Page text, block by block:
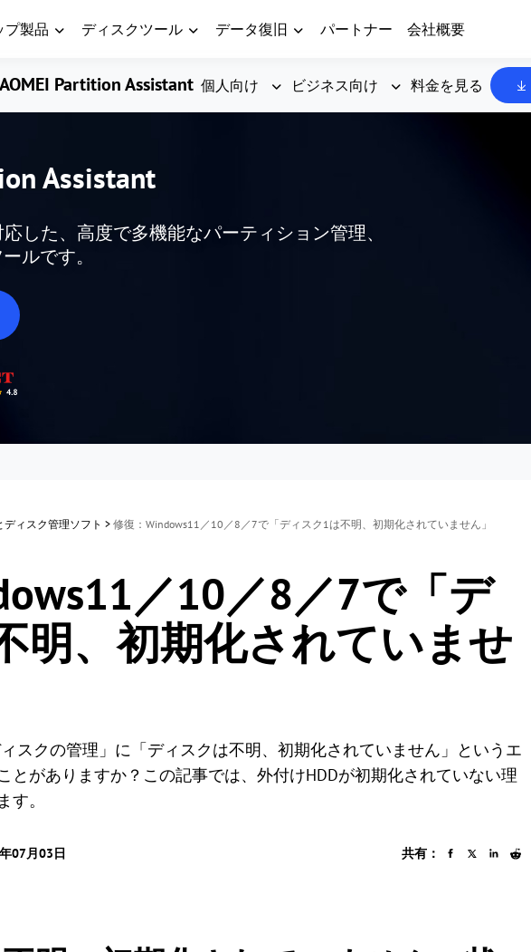
プ製品 ディスクツール データ復旧 パートナー 会社概要
AOMEI Partition Assistant 個人向け ビジネス向け 料金を見る
Assistant
した、高度で多機能なパーティション管理、
ルです。
ィスク管理ソフト > 修復：Windows11／10／8／7で「ディスク1は不明、初期化されていません」
／10／8／7で「デ
明、初期化されていませ
スクの管理」に「ディスクは不明、初期化されていません」というエ
とがありますか？この記事では、外付けHDDが初期化されていない理
。
07月03日 共有：